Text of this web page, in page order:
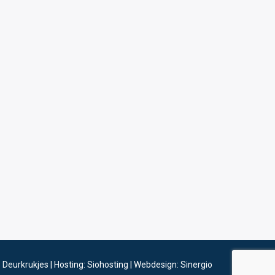
Deurkrukjes Hosting: Siohosting Webdesign: Sinergio